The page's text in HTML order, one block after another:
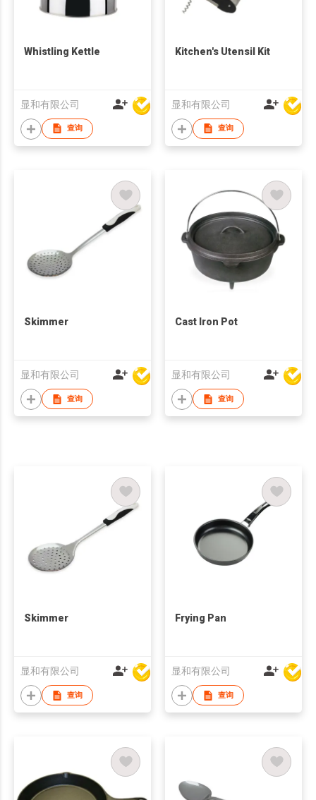
Whistling Kettle
显和有限公司
查询
Kitchen's Utensil Kit
显和有限公司
查询
Skimmer
显和有限公司
查询
Cast Iron Pot
显和有限公司
查询
Skimmer
显和有限公司
查询
Frying Pan
显和有限公司
查询